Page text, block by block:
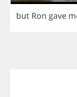
but Ron gave